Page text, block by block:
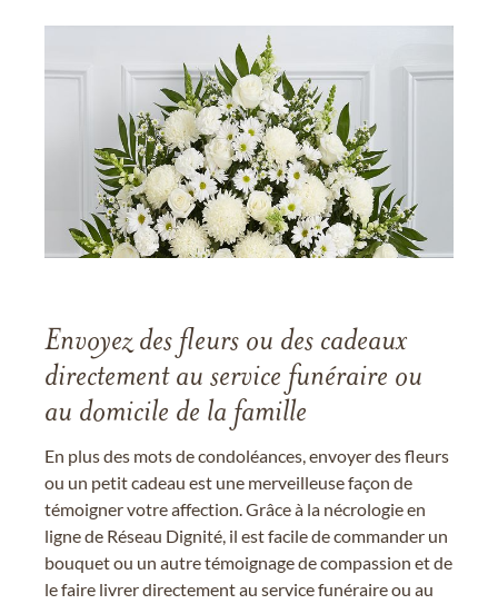
Envoyez des fleurs ou des cadeaux
directement au service funéraire ou
au domicile de la famille
En plus des mots de condoléances, envoyer des fleurs
ou un petit cadeau est une merveilleuse façon de
témoigner votre affection. Grâce à la nécrologie en
ligne de Réseau Dignité, il est facile de commander un
bouquet ou un autre témoignage de compassion et de
le faire livrer directement au service funéraire ou au